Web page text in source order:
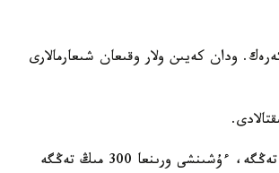
التى اي ىشىندە 15 كىتاپ وقۋى كەرەك. ودان كەيىن ولار وقىعان شىعارمالارى
- ءبىرىنشى ورىنعا - 600 مىڭ تەڭگە، ەكىنشى ورىنعا - 450 مىڭ تەڭگە، ءۇشىنشى ورىنعا 300 مىڭ تەڭگە